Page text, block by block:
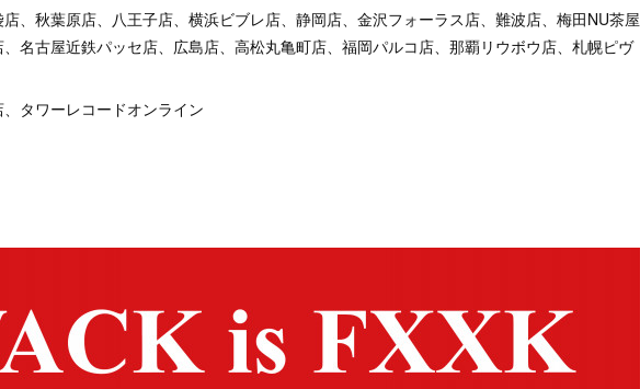
、秋葉原店、八王子店、横浜ビブレ店、静岡店、金沢フォーラス店、難波店、梅田NU茶屋
名古屋近鉄パッセ店、広島店、高松丸亀町店、福岡パルコ店、那覇リウボウ店、札幌ピヴ
タワーレコードオンライン